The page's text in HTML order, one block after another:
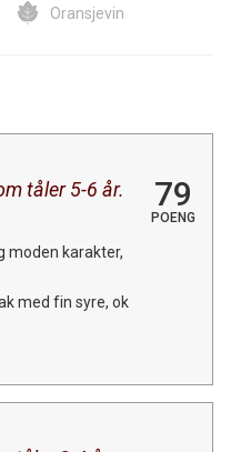
Oransjevin
tåler 5-6 år.
79
POENG
moden karakter,
med fin syre, ok